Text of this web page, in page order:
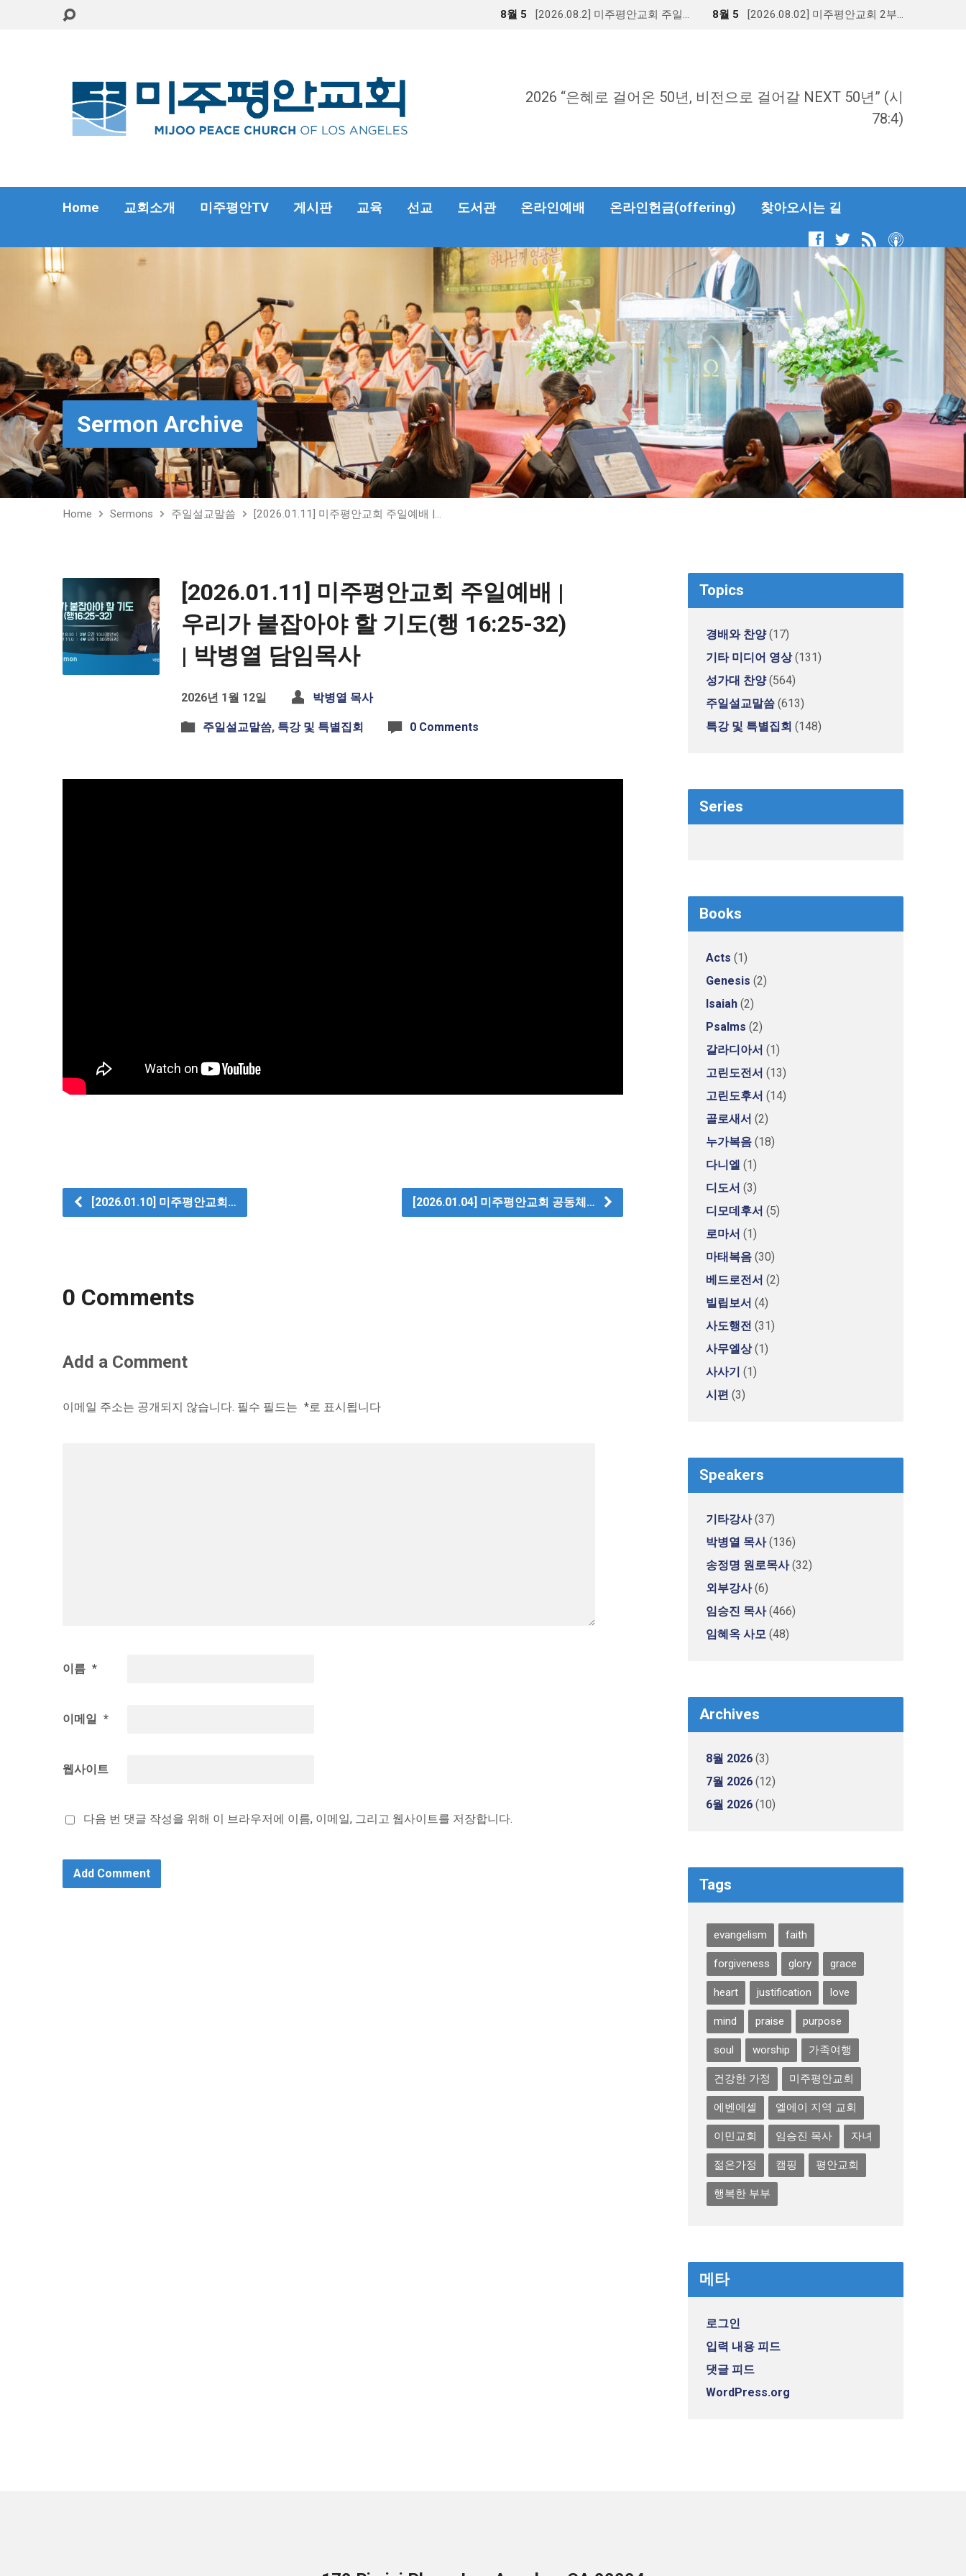
8월 5 [2026.08.2] 미주평안교회 주일… 8월 5 [2026.08.02] 미주평안교회 2부…
2026 “은혜로 걸어온 50년, 비전으로 걸어갈 NEXT 50년” (시
78:4)
Home 교회소개 미주평안TV 게시판 교육 선교 도서관 온라인예배 온라인헌금(offering) 찾아오시는 길
Sermon Archive
Home Sermons 주일설교말씀 [2026.01.11] 미주평안교회 주일예배 |…
[2026.01.11] 미주평안교회 주일예배 |
우리가 붙잡아야 할 기도(행 16:25-32)
| 박병열 담임목사
2026년 1월 12일 박병열 목사
주일설교말씀, 특강 및 특별집회 0 Comments
[2026.01.10] 미주평안교회… [2026.01.04] 미주평안교회 공동체…
0 Comments
Add a Comment
이메일 주소는 공개되지 않습니다. 필수 필드는 *로 표시됩니다
이름 *
이메일 *
웹사이트
다음 번 댓글 작성을 위해 이 브라우저에 이름, 이메일, 그리고 웹사이트를 저장합니다.
Topics
경배와 찬양(17)
기타 미디어 영상(131)
성가대 찬양(564)
주일설교말씀 (613)
특강 및 특별집회 (148)
Series
Books
Acts (1)
Genesis (2)
Isaiah (2)
Psalms (2)
갈라디아서 (1)
고린도전서 (13)
고린도후서 (14)
골로새서 (2)
누가복음 (18)
다니엘 (1)
디도서 (3)
디모데후서 (5)
로마서 (1)
마태복음 (30)
베드로전서 (2)
빌립보서 (4)
사도행전 (31)
사무엘상(1)
사사기 (1)
시편 (3)
Speakers
기타강사(37)
박병열 목사(136)
송정명 원로목사(32)
외부강사(6)
임승진 목사(466)
임혜옥 사모 (48)
Archives
8월 2026 (3)
7월 2026 (12)
6월 2026 (10)
Tags
evangelism faith
forgiveness glory grace
heart justification love
mind praise purpose
soul worship 가족여행
건강한 가정 미주평안교회
에벤에셀 엘에이 지역 교회
이민교회 임승진 목사 자녀
젊은가정 캠핑 평안교회
행복한 부부
메타
로그인
입력 내용 피드
댓글 피드
WordPress.org